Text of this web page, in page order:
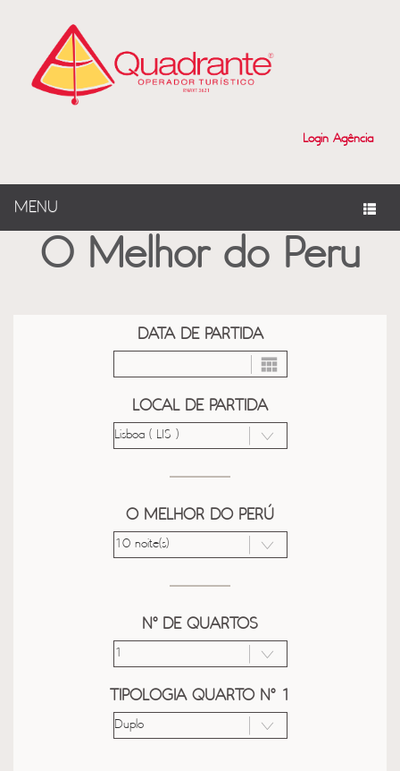
Login Agência
MENU
O Melhor do Peru
DATA DE PARTIDA
LOCAL DE PARTIDA
O MELHOR DO PERÚ
Nº DE QUARTOS
TIPOLOGIA QUARTO Nº 1